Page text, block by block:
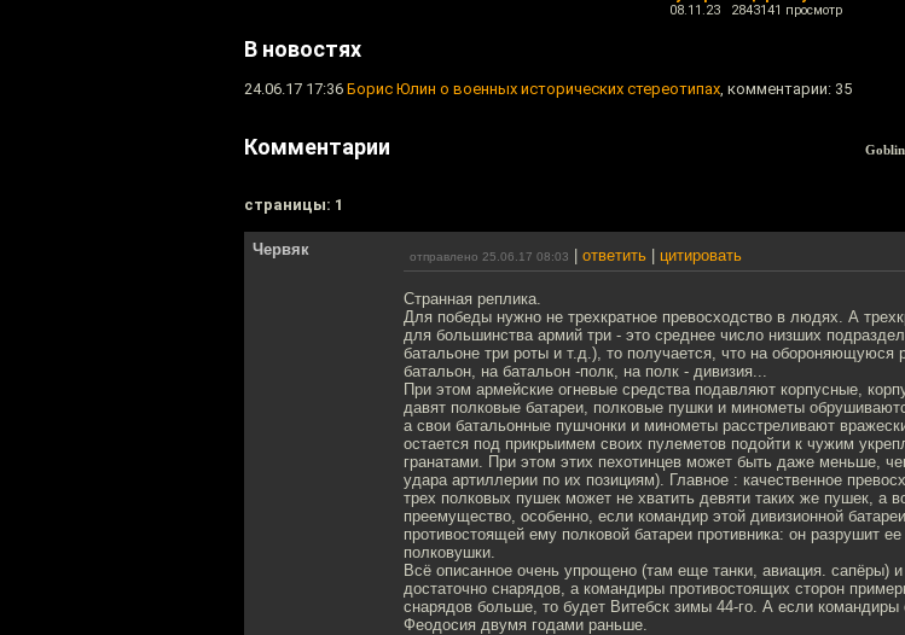
08.11.23 2843141 просмотр
В новостях
24.06.17 17:36 Борис Юлин о военных исторических стереотипах, комментарии: 35
Комментарии
cтраницы: 1
Червяк отправлено 25.06.17 08:03 ответить цитировать
Странная реплика.
Для победы нужно не трехкратное превосходство в людях. А
для большинства армий три - это среднее число низших
батальоне три роты и т.д.), то получается, что на
батальон, на батальон -полк, на полк - дивизия...
При этом армейские огневые средства подавляют корпусные,
давят полковые батареи, полковые пушки и минометы
а свои батальонные пушчонки и минометы расстреливают
остается под прикрыимем своих пулеметов подойти к чужим
гранатами. При этом этих пехотинцев может быть даже меньше,
удара артиллерии по их позициям). Главное : качественное
трех полковых пушек может не хватить девяти таких же пушек, а
преемущество, особенно, если командир этой дивизионной
противостоящей ему полковой батареи противника: он разрушит
полковушки.
Всё описанное очень упрощено (там еще танки, авиация. сапёры)
достаточно снарядов, а командиры противостоящих сторон
снарядов больше, то будет Витебск зимы 44-го. А если
Феодосия двумя годами раньше.